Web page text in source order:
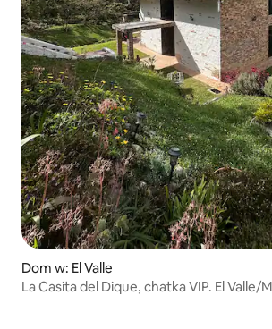
Dom w: El Valle
La Casita del Dique, chatka VIP. El Valle/